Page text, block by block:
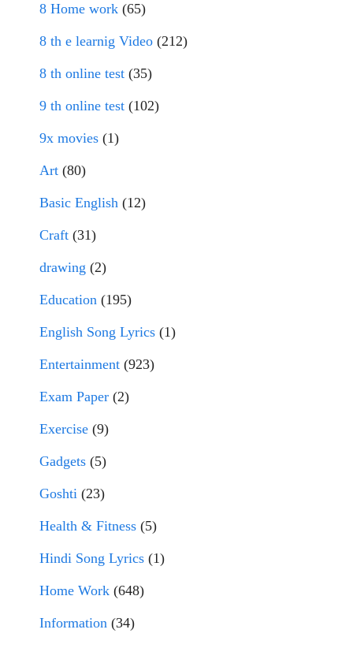
8 Home work (65)
8 th e learnig Video (212)
8 th online test (35)
9 th online test (102)
9x movies (1)
Art (80)
Basic English (12)
Craft (31)
drawing (2)
Education (195)
English Song Lyrics (1)
Entertainment (923)
Exam Paper (2)
Exercise (9)
Gadgets (5)
Goshti (23)
Health & Fitness (5)
Hindi Song Lyrics (1)
Home Work (648)
Information (34)